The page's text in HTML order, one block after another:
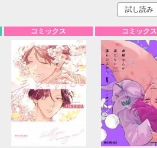
試し読み
コミックス コミックス